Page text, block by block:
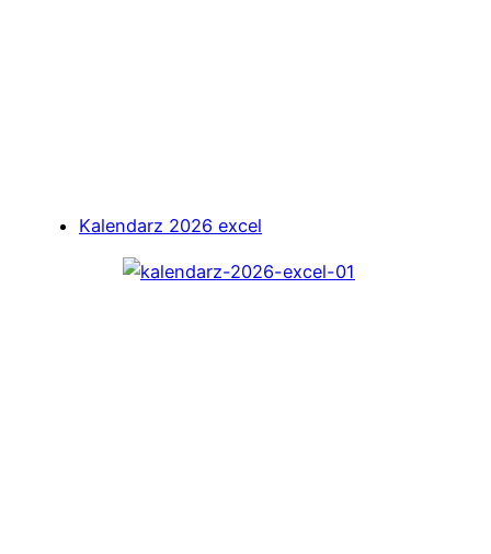
Kalendarz 2026 excel